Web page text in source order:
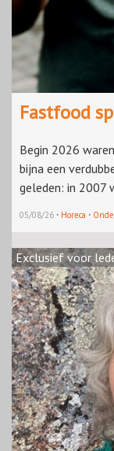
Fastfood
Begin 2026
bijna een
geleden: in 2007
05/08/26 · Horeca ·
Exclusief voor